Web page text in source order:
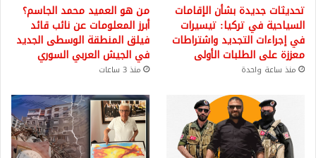
تحديثات جديدة بشأن الإقامات
السياحية في تركيا: تيسيرات
في إجراءات التجديد واشتراطات
معززة على الطلبات الأولى
منذ ساعة واحدة
من هو العميد محمد الجاسم؟
أبرز المعلومات عن نائب قائد
فيلق المنطقة الوسطى الجديد
في الجيش العربي السوري
منذ 3 ساعات